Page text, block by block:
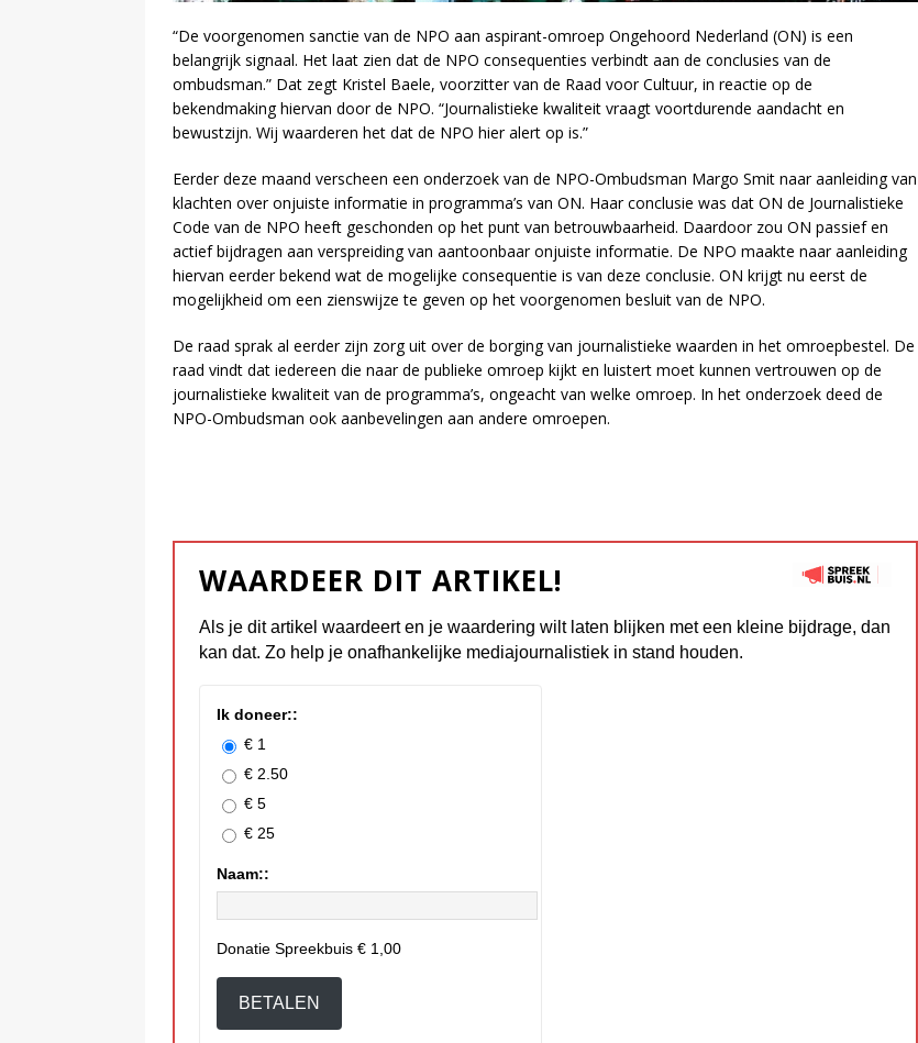
“De voorgenomen sanctie van de NPO aan aspirant-omroep Ongehoord Nederland (ON) is een
belangrijk signaal. Het laat zien dat de NPO consequenties verbindt aan de conclusies van de
ombudsman.” Dat zegt Kristel Baele, voorzitter van de Raad voor Cultuur, in reactie op de
bekendmaking hiervan door de NPO. “Journalistieke kwaliteit vraagt voortdurende aandacht en
bewustzijn. Wij waarderen het dat de NPO hier alert op is.”
Eerder deze maand verscheen een onderzoek van de NPO-Ombudsman Margo Smit naar aanleiding van
klachten over onjuiste informatie in programma’s van ON. Haar conclusie was dat ON de Journalistieke
Code van de NPO heeft geschonden op het punt van betrouwbaarheid. Daardoor zou ON passief en
actief bijdragen aan verspreiding van aantoonbaar onjuiste informatie. De NPO maakte naar aanleiding
hiervan eerder bekend wat de mogelijke consequentie is van deze conclusie. ON krijgt nu eerst de
mogelijkheid om een zienswijze te geven op het voorgenomen besluit van de NPO.
De raad sprak al eerder zijn zorg uit over de borging van journalistieke waarden in het omroepbestel. De
raad vindt dat iedereen die naar de publieke omroep kijkt en luistert moet kunnen vertrouwen op de
journalistieke kwaliteit van de programma’s, ongeacht van welke omroep. In het onderzoek deed de
NPO-Ombudsman ook aanbevelingen aan andere omroepen.
WAARDEER DIT ARTIKEL!
Als je dit artikel waardeert en je waardering wilt laten blijken met een kleine bijdrage, dan
kan dat. Zo help je onafhankelijke mediajournalistiek in stand houden.
Ik doneer::
€ 1
€ 2.50
€ 5
€ 25
Naam::
Donatie Spreekbuis € 1,00
BETALEN